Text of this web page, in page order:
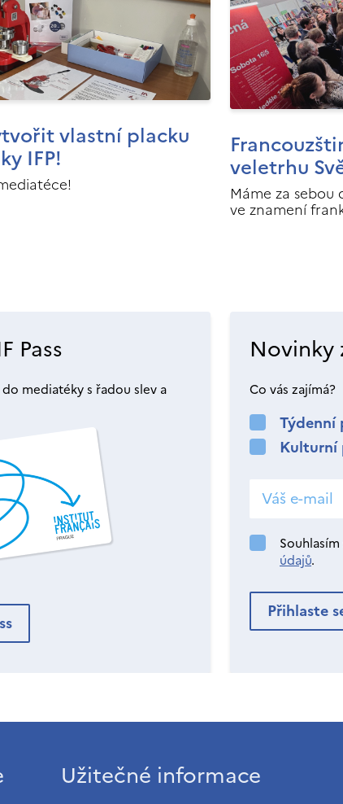
vlastní placku
IFP! veletrhu
Máme za
ve znamení
Pass
mediatéky s řadou slev a
Novinky
Co vás zajímá?
Týdenní
Kulturní
údajů.
Užitečné informace